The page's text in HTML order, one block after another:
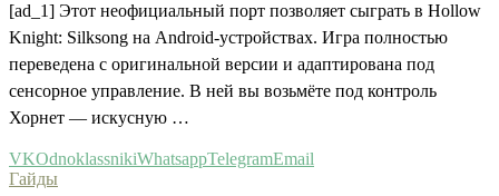
[ad_1] Этот неофициальный порт позволяет сыграть в Hollow
Knight: Silksong на Android-устройствах. Игра полностью
переведена с оригинальной версии и адаптирована под
сенсорное управление. В ней вы возьмёте под контроль
Хорнет — искусную …
VKOdnoklassnikiWhatsappTelegramEmail
Гайды